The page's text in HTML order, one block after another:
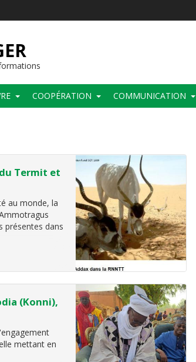
COOPÉRATION COMMUNICATION
Termit et
au monde, la
présentes dans
(Konni),
mettant en